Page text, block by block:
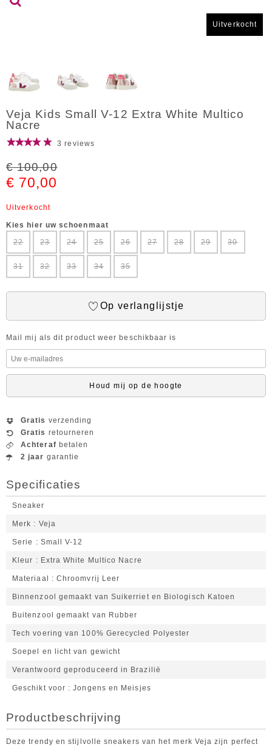
Uitverkocht
Veja Kids Small V-12 Extra White Multico
Nacre
3 reviews
€ 100,00
€ 70,00
Uitverkocht
Kies hier uw schoenmaat
22
23 24 25 26 27 28 29 30
31 32 33 34 35
Op verlanglijstje
Mail mij als dit product weer beschikbaar is
Houd mij op de hoogte
Gratis verzending
Gratis retourneren
Achteraf betalen
2 jaar garantie
Specificaties
Sneaker
Merk Veja
Serie Small V-12
Kleur Extra White Multico Nacre
Materiaal Chroomvrij Leer
Binnenzool gemaakt van Suikerriet en Biologisch Katoen
Buitenzool gemaakt van Rubber
Tech voering van 100% Gerecycled Polyester
Soepel en licht van gewicht
Verantwoord geproduceerd in Brazilië
Geschikt voor Jongens en Meisjes
Productbeschrijving
Deze trendy en stijlvolle sneakers van het merk Veja zijn perfect